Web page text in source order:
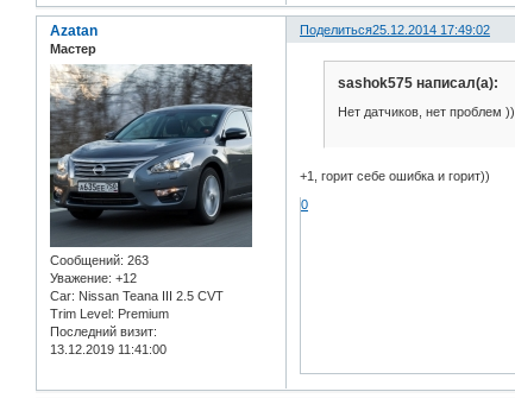
Поделиться25.12.2014 17:49:02
Azatan
Мастер
Сообщений: 263
Уважение: +12
Car: Nissan Teana III 2.5 CVT
Trim Level: Premium
Последний визит:
13.12.2019 11:41:00
sashok575 написал(а):
Нет датчиков, нет проблем ))
+1, горит себе ошибка и горит))
0